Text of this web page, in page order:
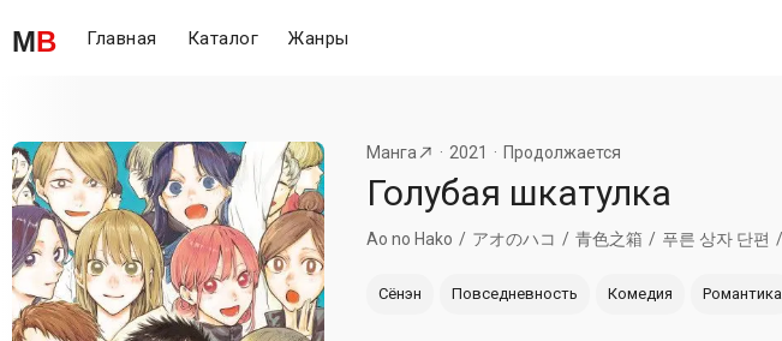
MB Главная Каталог Жанры
Манга 2021 Продолжается
Голубая шкатулка
Ao no Hako アオのハコ 青色之箱 푸른 상자 단편
Сёнэн Повседневность Комедия Романтика